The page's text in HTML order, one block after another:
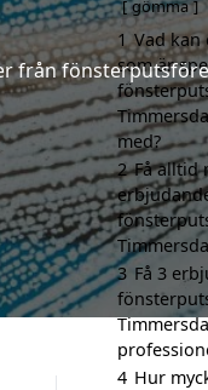
från
gömma
1 Vad kan
som är
med?
2 Få alltid
3 Få 3
4 Hur